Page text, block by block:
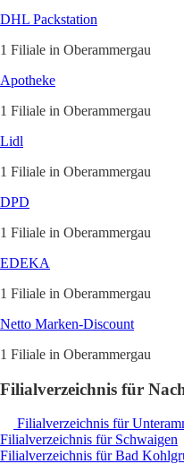
DHL Packstation
1 Filiale in Oberammergau
Apotheke
1 Filiale in Oberammergau
Lidl
1 Filiale in Oberammergau
DPD
1 Filiale in Oberammergau
EDEKA
1 Filiale in Oberammergau
Netto Marken-Discount
1 Filiale in Oberammergau
Filialverzeichnis für
Filialverzeichnis für
Filialverzeichnis für Schwaigen
Filialverzeichnis für Bad